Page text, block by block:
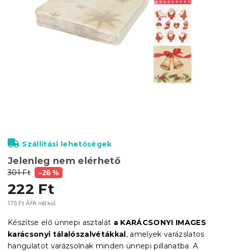
301 Ft –26 %
222 Ft
175 Ft ÁFA nélkül
Jelenleg nem elérhető
Szállítási lehetőségek
Készítse elő ünnepi asztalát a KARÁCSONYI IMAGES
karácsonyi tálalószalvétákkal, amelyek varázslatos
hangulatot varázsolnak minden ünnepi pillanatba. A